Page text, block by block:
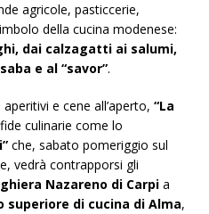
agricole, pasticcerie,
della cucina modenese:
dai calzagatti ai salumi,
e al “savor”.
e cene all’aperto, “La
culinarie come lo
che, sabato pomeriggio sul
vedrà contrapporsi gli
Nazareno di Carpi a
superiore di cucina di Alma,